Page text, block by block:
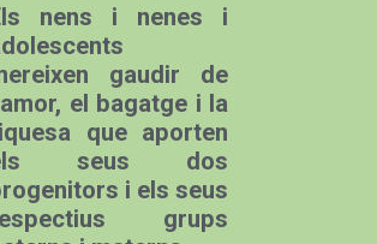
nens i nenes i
gaudir de
el bagatge i la
que aporten
seus dos
i els seus
grups